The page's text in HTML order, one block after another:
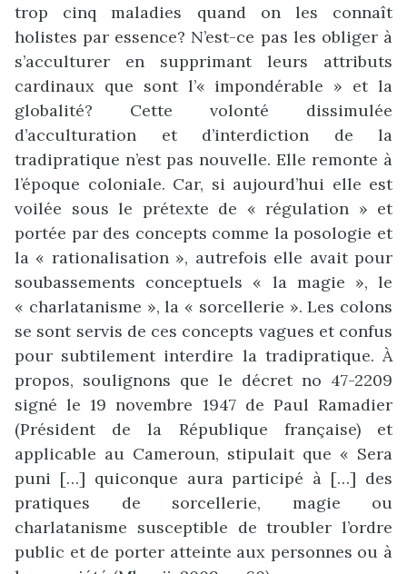
trop cinq maladies quand on les connaît
holistes par essence? N’est-ce pas les obliger à
s’acculturer en supprimant leurs attributs
cardinaux que sont l’« impondérable » et la
globalité? Cette volonté dissimulée
d’acculturation et d’interdiction de la
tradipratique n’est pas nouvelle. Elle remonte à
l’époque coloniale. Car, si aujourd’hui elle est
voilée sous le prétexte de « régulation » et
portée par des concepts comme la posologie et
la « rationalisation », autrefois elle avait pour
soubassements conceptuels « la magie », le
« charlatanisme », la « sorcellerie ». Les colons
se sont servis de ces concepts vagues et confus
pour subtilement interdire la tradipratique. À
propos, soulignons que le décret no 47-2209
signé le 19 novembre 1947 de Paul Ramadier
(Président de la République française) et
applicable au Cameroun, stipulait que « Sera
puni […] quiconque aura participé à […] des
pratiques de sorcellerie, magie ou
charlatanisme susceptible de troubler l’ordre
public et de porter atteinte aux personnes ou à